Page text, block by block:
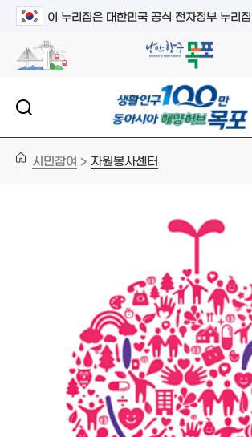
이 누리집은 대한민국 공식 전자정부 누리집
시민참여 > 자원봉사센터